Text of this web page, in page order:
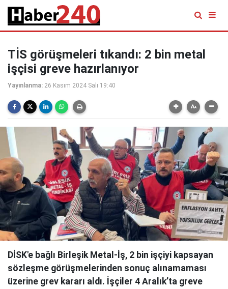
TİS görüşmeleri tıkandı: 2 bin metal
işçisi greve hazırlanıyor
Yayınlanma: 26 Kasım 2024 Salı 19:40
DİSK'e bağlı Birleşik Metal-İş, 2 bin işçiyi kapsayan
sözleşme görüşmelerinden sonuç alınamaması
üzerine grev kararı aldı. İşçiler 4 Aralık’ta greve